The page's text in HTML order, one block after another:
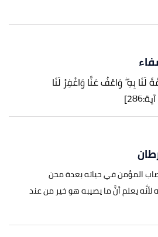
لَنَا بِهِ ۖ وَاعْفُ عَنَّا وَاغْفِرْ لَنَا
المؤمن في حياته بعدة محن
لأنَّه يعلم أنَّ ما يصيبه هو خير من عند